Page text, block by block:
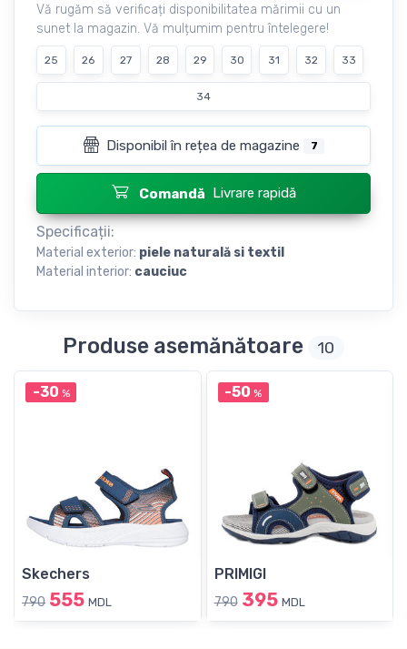
Vă rugăm să verificați disponibilitatea mărimii cu un
sunet la magazin. Vă mulțumim pentru întelegere!
25 26 27 28 29 30 31 32 33
34
Disponibil în rețea de magazine 7
Comandă Livrare rapidă
Specificații:
Material exterior: piele naturală si textil
Material interior: cauciuc
Produse asemănătoare 10
-30 %
Skechers
790 555 MDL
-50 %
PRIMIGI
790 395 MDL